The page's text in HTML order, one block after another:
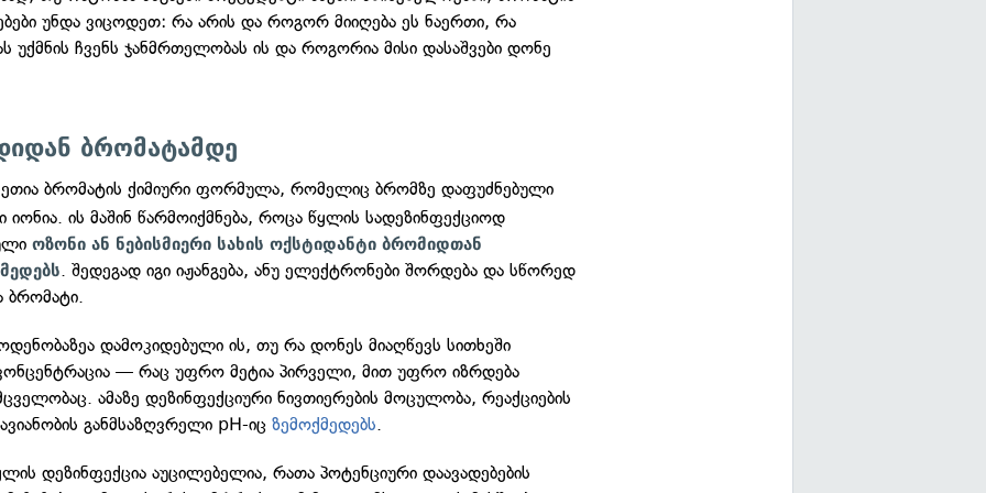
უნდა ვიცოდეთ: რა არის და როგორ მიიღება ეს ნაერთი, რა
უქმნის ჩვენს ჯანმრთელობას ის და როგორია მისი დასაშვები დონე
ბრომატამდე
ბრომატის ქიმიური ფორმულა, რომელიც ბრომზე დაფუძნებული
იონია. ის მაშინ წარმოიქმნება, როცა წყლის სადეზინფექციოდ
ოზონი ან ნებისმიერი სახის ოქსტიდანტი ბრომიდთან
. შედეგად იგი იჟანგება, ანუ ელექტრონები შორდება და სწორედ
ბრომატი.
დამოკიდებული ის, თუ რა დონეს მიაღწევს სითხეში
— რაც უფრო მეტია პირველი, მით უფრო იზრდება
ამაზე დეზინფექციური ნივთიერების მოცულობა, რეაქციების
განმსაზღვრელი pH-იცზემოქმედებს.
დეზინფექცია აუცილებელია, რათა პოტენციური დაავადებების